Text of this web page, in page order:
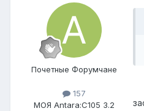
Почетные Форумчане
157
МОЯ Antara:C105 3.2